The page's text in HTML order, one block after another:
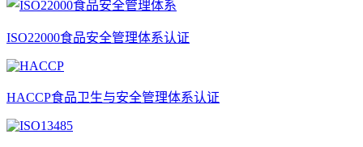
ISO22000食品安全管理体系认证
HACCP食品卫生与安全管理体系认证